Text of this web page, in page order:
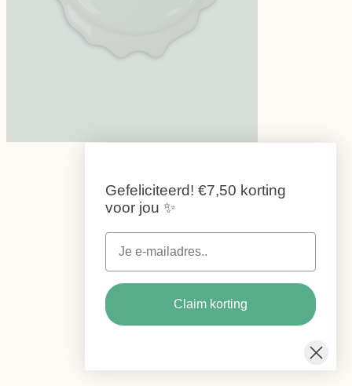
Gefeliciteerd! €7,50 korting
voor jou ✨
Claim korting